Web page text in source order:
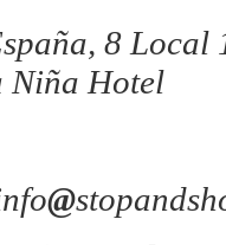
8 Local
Niña Hotel
@